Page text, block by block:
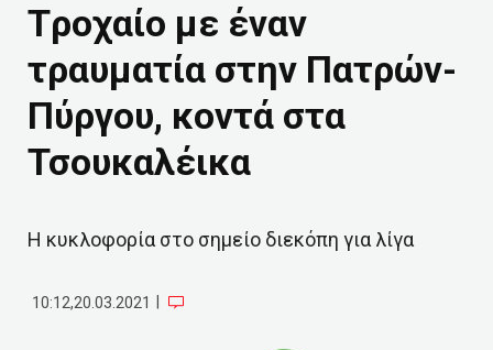
Tροχαίο με έναν
τραυματία στην Πατρών-
Πύργου, κοντά στα
Τσουκαλέικα
Η κυκλοφορία στο σημείο διεκόπη για λίγα
10:12,20.03.2021